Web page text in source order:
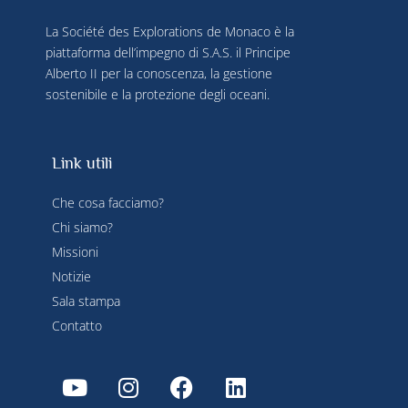
La Société des Explorations de Monaco è la
piattaforma dell’impegno di S.A.S. il Principe
Alberto II per la conoscenza, la gestione
sostenibile e la protezione degli oceani.
Link utili
Che cosa facciamo?
Chi siamo?
Missioni
Notizie
Sala stampa
Contatto